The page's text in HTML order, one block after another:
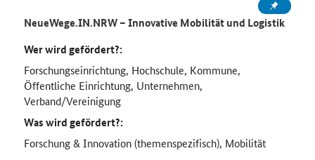
NeueWege.IN.NRW – Innovative Mobilität und Logistik
Wer wird gefördert?:
Forschungseinrichtung, Hochschule, Kommune,
Öffentliche Einrichtung, Unternehmen,
Verband/Vereinigung
Was wird gefördert?:
Forschung & Innovation (themenspezifisch), Mobilität